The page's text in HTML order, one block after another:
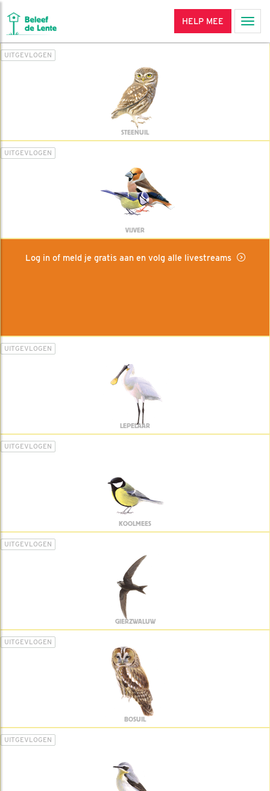
HELP MEE
UITGEVLOGEN
STEENUIL
UITGEVLOGEN
VIJVER
Log in of meld je gratis aan en volg alle livestreams
UITGEVLOGEN
LEPELAAR
UITGEVLOGEN
KOOLMEES
UITGEVLOGEN
GIERZWALUW
UITGEVLOGEN
BOSUIL
UITGEVLOGEN